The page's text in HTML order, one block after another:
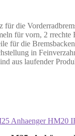
für die
für vorn, 2
für die
in
aus laufender